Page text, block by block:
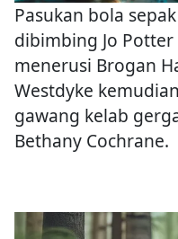
Pasukan bola
dibimbing Jo
menerusi Brogan
Westdyke
gawang kelab
Bethany Cochrane.